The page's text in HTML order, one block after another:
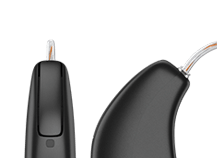
Signia hoortoestellen
Widex
Audio Service R LI 7
Hoortoestelbatterijen
Domes
Onderhoudsartikelen
Signia Active Mini IX - Oplaadbaar
De Signia Active Mini IX is het nieuwste hoortoestel van Signia.